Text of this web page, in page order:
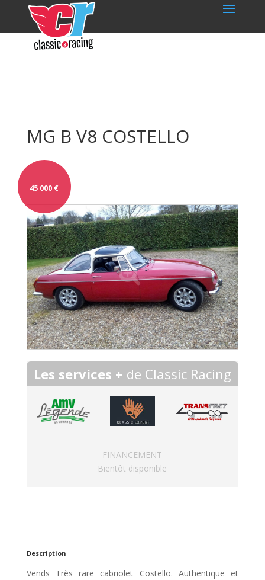
MG B V8 COSTELLO
45 000 €
Les services + de Classic Racing
FINANCEMENT
Bientôt disponible
Description
Vends Très rare cabriolet Costello. Authentique et